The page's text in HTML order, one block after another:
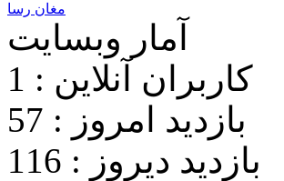
مغان رسا
آمار وبسایت
کاربران آنلاین : 1
بازدید امروز : 57
بازدید دیروز : 116